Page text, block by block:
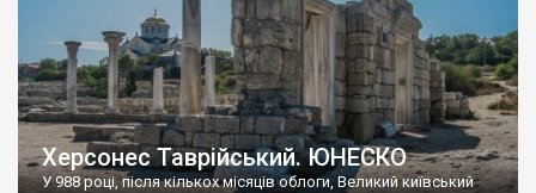
Херсонес Таврійський. ЮНЕСКО
У 988 році, після кількох місяців облоги, Великий київський